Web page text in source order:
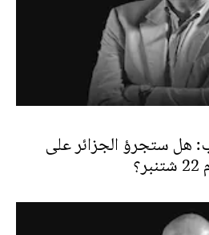
هل ستجرؤ الجزائر على